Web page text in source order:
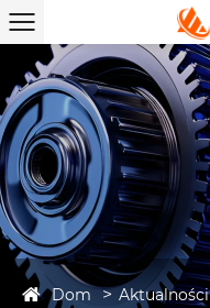
Dom Aktualności